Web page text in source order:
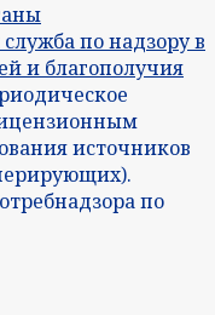
по надзору в
и благополучия
источников
по